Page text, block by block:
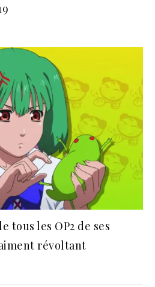
tous les OP2 de ses
révoltant